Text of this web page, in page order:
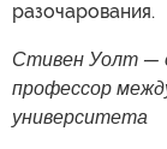
разочарования.
Стивен Уолт —
профессор
университета